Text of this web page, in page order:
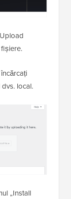
local.
„Install